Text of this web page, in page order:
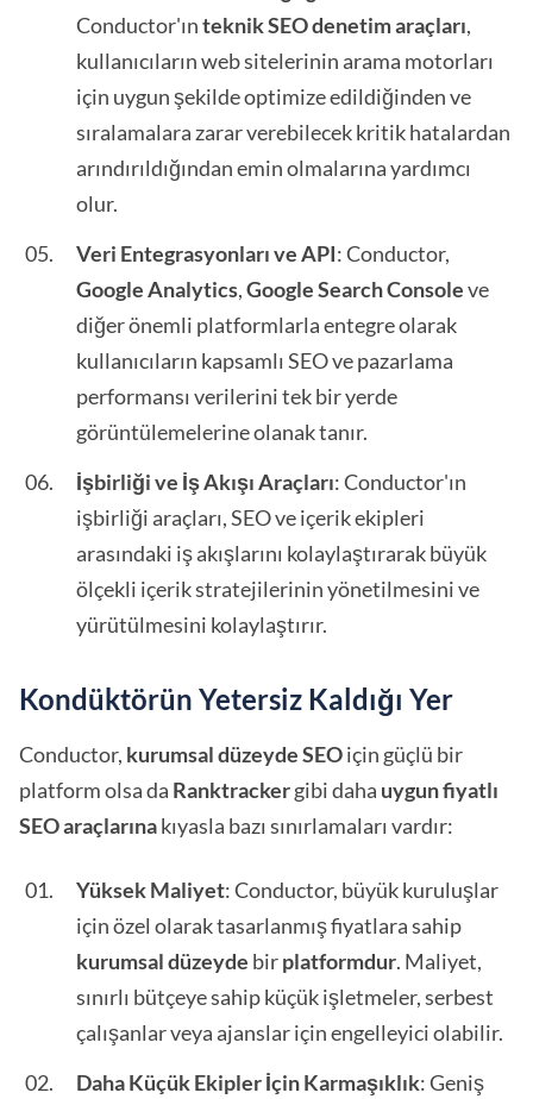
Conductor'ınteknik SEO denetim araçları,
kullanıcıların web sitelerinin arama motorları
için uygun şekilde optimize edildiğinden ve
sıralamalara zarar verebilecek kritik hatalardan
arındırıldığından emin olmalarına yardımcı
olur.
Veri Entegrasyonları ve API: Conductor,
Google Analytics,Google Search Consoleve
diğer önemli platformlarla entegre olarak
kullanıcıların kapsamlı SEO ve pazarlama
performansı verilerini tek bir yerde
görüntülemelerine olanak tanır.
İşbirliği ve İş Akışı Araçları: Conductor'ın
işbirliği araçları, SEO ve içerik ekipleri
arasındaki iş akışlarını kolaylaştırarak büyük
ölçekli içerik stratejilerinin yönetilmesini ve
yürütülmesini kolaylaştırır.
Kondüktörün Yetersiz Kaldığı Yer
Conductor, kurumsal düzeyde SEOiçin güçlü bir
platform olsa da Ranktrackergibi daha uygun fiyatlı
SEO araçlarınakıyasla bazı sınırlamaları vardır:
Yüksek Maliyet: Conductor, büyük kuruluşlar
için özel olarak tasarlanmış fiyatlara sahip
kurumsal düzeyde birplatformdur. Maliyet,
sınırlı bütçeye sahip küçük işletmeler, serbest
çalışanlar veya ajanslar için engelleyici olabilir.
Daha Küçük Ekipler İçin Karmaşıklık: Geniş